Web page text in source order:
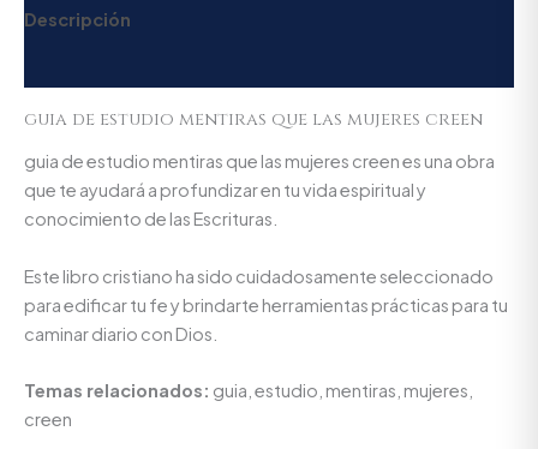
Descripción
guia de estudio mentiras que las mujeres creen
guia de estudio mentiras que las mujeres creen es una obra
que te ayudará a profundizar en tu vida espiritual y
conocimiento de las Escrituras.
Este libro cristiano ha sido cuidadosamente seleccionado
para edificar tu fe y brindarte herramientas prácticas para tu
caminar diario con Dios.
Temas relacionados: guia, estudio, mentiras, mujeres,
creen